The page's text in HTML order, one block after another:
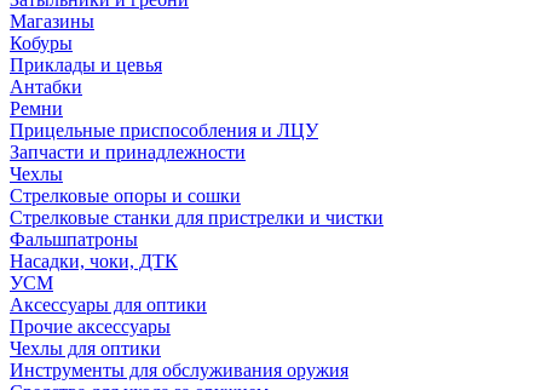
Магазины
Кобуры
Приклады и цевья
Антабки
Ремни
Прицельные приспособления и ЛЦУ
Запчасти и принадлежности
Чехлы
Стрелковые опоры и сошки
Стрелковые станки для пристрелки и чистки
Фальшпатроны
Насадки, чоки, ДТК
УСМ
Аксессуары для оптики
Прочие аксессуары
Чехлы для оптики
Инструменты для обслуживания оружия